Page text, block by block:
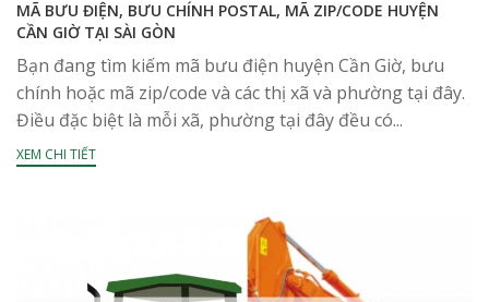
MÃ BƯU ĐIỆN, BƯU CHÍNH POSTAL, MÃ ZIP/CODE HUYỆN
CẦN GIỜ TẠI SÀI GÒN
Bạn đang tìm kiếm mã bưu điện huyện Cần Giờ, bưu
chính hoặc mã zip/code và các thị xã và phường tại đây.
Điều đặc biệt là mỗi xã, phường tại đây đều có...
XEM CHI TIẾT